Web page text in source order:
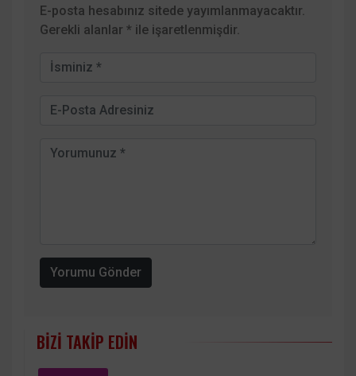
E-posta hesabınız sitede yayımlanmayacaktır.
Gerekli alanlar * ile işaretlenmişdir.
Yorumu Gönder
BIZI TAKIP EDIN